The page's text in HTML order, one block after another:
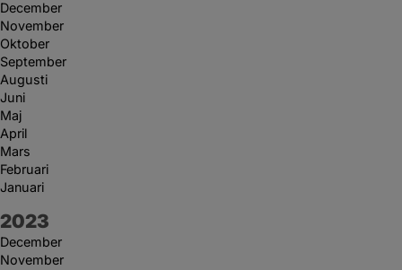
December
November
Oktober
September
Augusti
Juni
Maj
April
Mars
Februari
Januari
År:
2023
December
November